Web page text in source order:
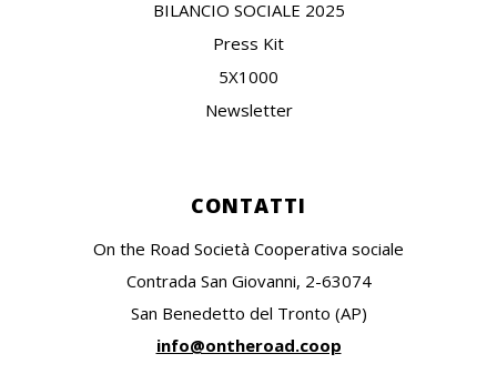
BILANCIO SOCIALE 2025
Press Kit
5X1000
Newsletter
CONTATTI
On the Road Società Cooperativa sociale
Contrada San Giovanni, 2-63074
San Benedetto del Tronto (AP)
info@ontheroad.coop